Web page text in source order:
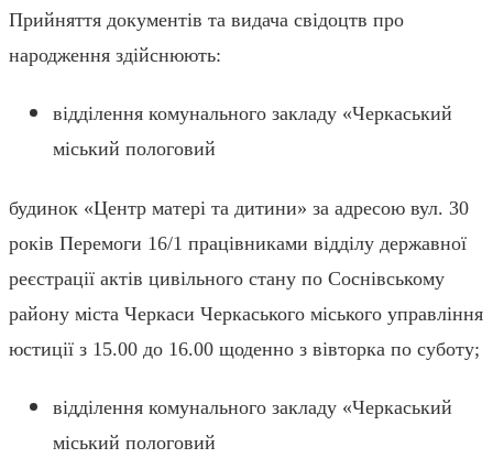
Прийняття документів та видача свідоцтв про
народження здійснюють:
відділення комунального закладу «Черкаський
міський пологовий
будинок «Центр матері та дитини» за адресою вул. 30
років Перемоги 16/1 працівниками відділу державної
реєстрації актів цивільного стану по Соснівському
району міста Черкаси Черкаського міського управління
юстиції з 15.00 до 16.00 щоденно з вівторка по суботу;
відділення комунального закладу «Черкаський
міський пологовий